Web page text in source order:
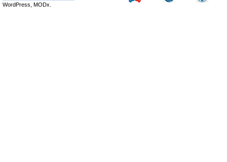
WordPress, MODx.